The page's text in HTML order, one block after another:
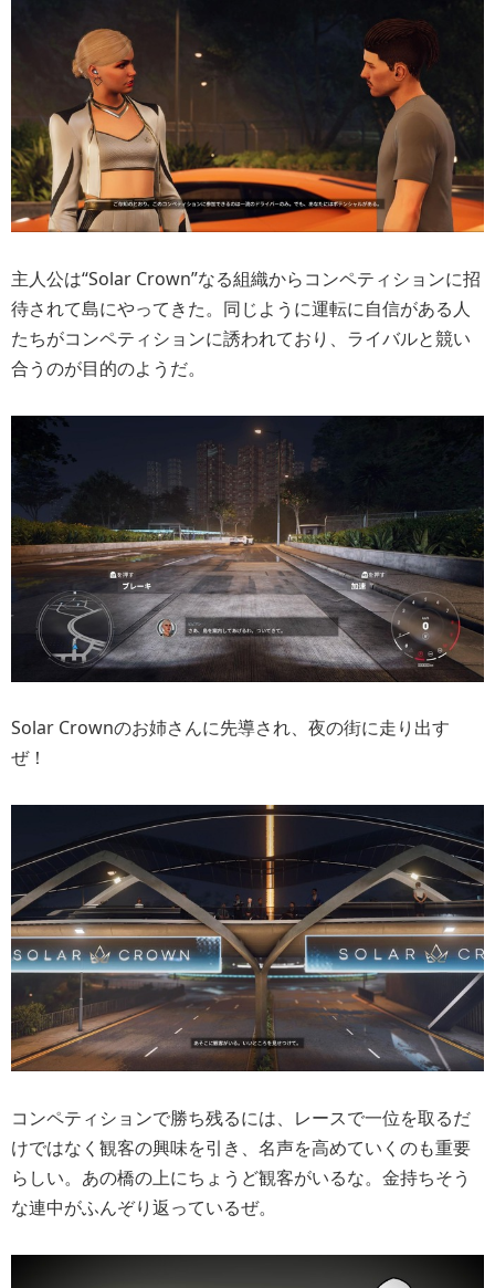
主人公は“Solar Crown”なる組織からコンペティションに招
待されて島にやってきた。同じように運転に自信がある人
たちがコンペティションに誘われており、ライバルと競い
合うのが目的のようだ。
Solar Crownのお姉さんに先導され、夜の街に走り出す
ぜ！
コンペティションで勝ち残るには、レースで一位を取るだ
けではなく観客の興味を引き、名声を高めていくのも重要
らしい。あの橋の上にちょうど観客がいるな。金持ちそう
な連中がふんぞり返っているぜ。